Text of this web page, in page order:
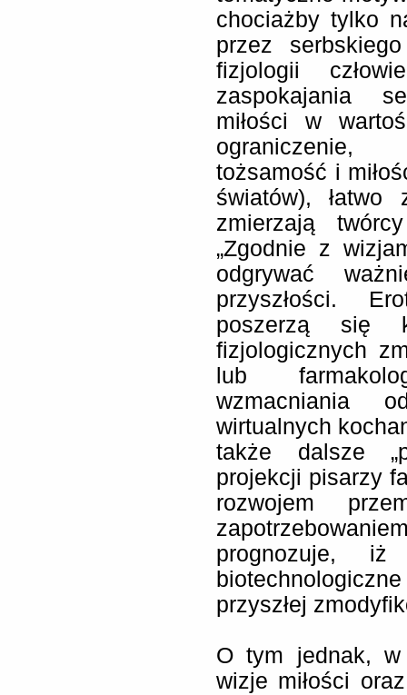
chociażby tylko
przez
fizjologii
zaspokajania
miłości w
ograniczenie,
tożsamość i
światów), łatwo
zmierzają
„Zgodnie z
odgrywać
przyszłości.
poszerzą się
fizjologicznych
lub
wzmacniania
wirtualnych
także dalsze
projekcji pisarzy
rozwojem
prognozuje,
przyszłej
O tym jednak, w
wizje miłości